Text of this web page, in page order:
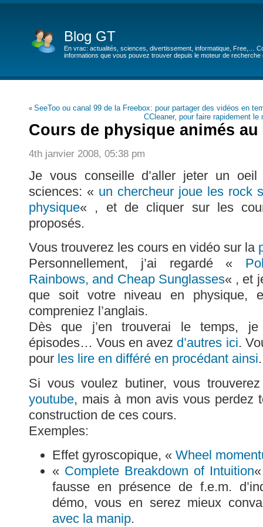
Blog GT
En vrac: actualités, sciences, divertissement, informatique, Free,…
informations que vous pouvez trouver depuis le moteur de recherche
« SeeToo ou canal 99 de la Freebox: pour partager des vidéos en
CCleaner, pour faire rapidement
Cours de physique animés au
4th janvier 2008, 05:38 pm
Je vous conseille d’aller jeter un
sciences: « un chercheur joue les rock
physique« , et de cliquer sur les
proposés.
Vous trouverez les cours en vidéo sur la
Personnellement, j’ai regardé «
Rainbows, and Cheap Sunglasses« , et
que soit votre niveau en physique,
compreniez l’anglais.
Dès que j’en trouverai le temps, je
épisodes… Vous en avez d’autres ici.
pour les lire en différé en procédant ainsi.
Si vous voulez butiner, vous
youtube, mais à mon avis vous perdez
construction de ces cours.
Exemples:
Effet gyroscopique, « Wheel
« Complete Breakdown of Intuition
fausse en présence de f.e.m.
démo, vous en serez mieux
avec la manip.